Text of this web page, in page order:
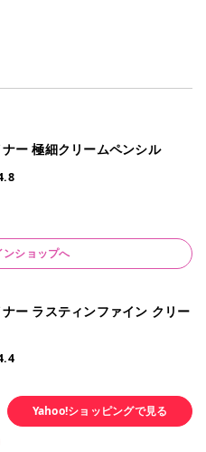
ー 極細クリームペンシル
ショップへ
ー ラスティンファイン クリー
Yahoo!ショッピングで見る